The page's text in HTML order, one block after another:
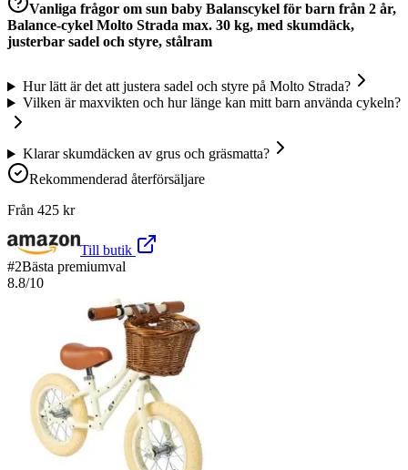
Vanliga frågor om sun baby Balanscykel för barn från 2 år,
Balance-cykel Molto Strada max. 30 kg, med skumdäck,
justerbar sadel och styre, stålram
Hur lätt är det att justera sadel och styre på Molto Strada?
Vilken är maxvikten och hur länge kan mitt barn använda cykeln?
Klarar skumdäcken av grus och gräsmatta?
Rekommenderad återförsäljare
Från 425 kr
Till butik
#2Bästa premiumval
8.8/10